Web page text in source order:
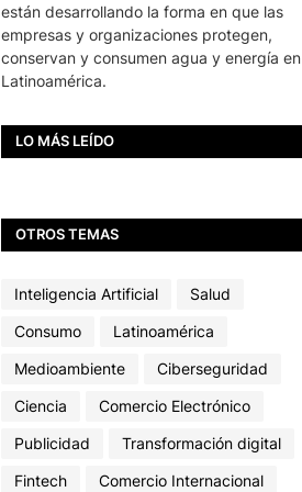
están desarrollando la forma en que las
empresas y organizaciones protegen,
conservan y consumen agua y energía en
Latinoamérica.
LO MÁS LEÍDO
OTROS TEMAS
Inteligencia Artificial
Salud
Consumo
Latinoamérica
Medioambiente
Ciberseguridad
Ciencia
Comercio Electrónico
Publicidad
Transformación digital
Fintech
Comercio Internacional